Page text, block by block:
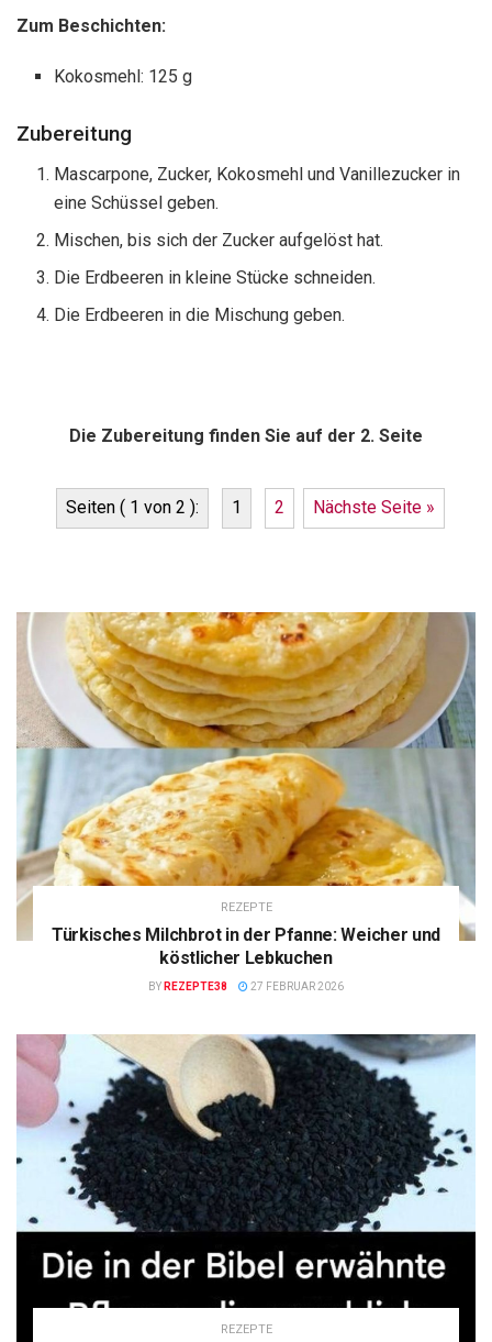
Zum Beschichten:
Kokosmehl: 125 g
Zubereitung
Mascarpone, Zucker, Kokosmehl und Vanillezucker in
eine Schüssel geben.
Mischen, bis sich der Zucker aufgelöst hat.
Die Erdbeeren in kleine Stücke schneiden.
Die Erdbeeren in die Mischung geben.
Die Zubereitung finden Sie auf der 2. Seite
Seiten ( 1 von 2 ): 1 2 Nächste Seite »
REZEPTE
Türkisches Milchbrot in der Pfanne: Weicher und
köstlicher Lebkuchen
BY REZEPTE38 27 FEBRUAR 2026
REZEPTE